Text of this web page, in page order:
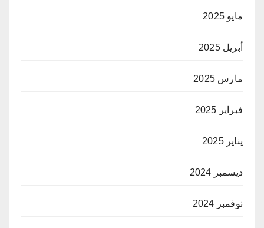
مايو 2025
أبريل 2025
مارس 2025
فبراير 2025
يناير 2025
ديسمبر 2024
نوفمبر 2024